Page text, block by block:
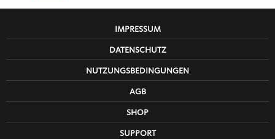
IMPRESSUM
DATENSCHUTZ
NUTZUNGSBEDINGUNGEN
AGB
SHOP
SUPPORT